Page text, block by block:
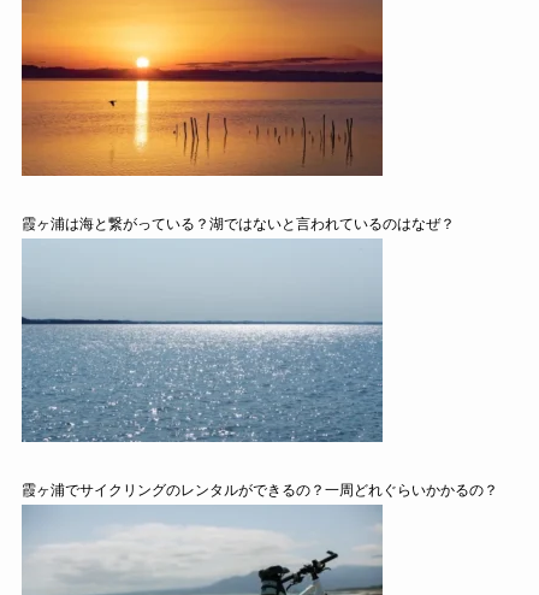
霞ヶ浦は海と繋がっている？湖ではないと言われているのはなぜ？
霞ヶ浦でサイクリングのレンタルができるの？一周どれぐらいかかるの？